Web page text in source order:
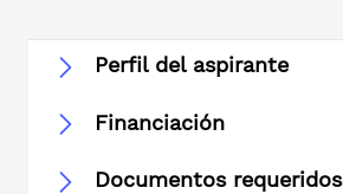
Perfil del aspirante
Financiación
Documentos requeridos